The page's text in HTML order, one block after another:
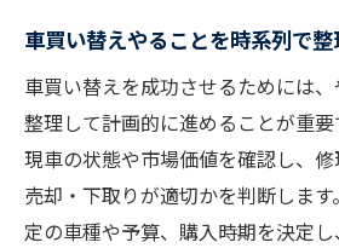
車買い替えやることを時系列で整
車買い替えを成功させるためには
整理して計画的に進めることが重要
現車の状態や市場価値を確認し、
売却・下取りが適切かを判断しま
定の車種や予算、購入時期を決定